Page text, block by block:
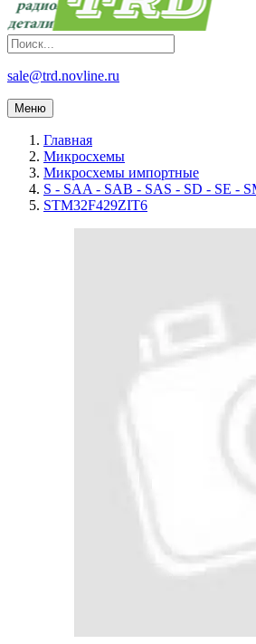
sale@trd.novline.ru
Меню
Главная
Микросхемы
Микросхемы импортные
S - SAA - SAB - SAS - SD - SE -
STM32F429ZIT6